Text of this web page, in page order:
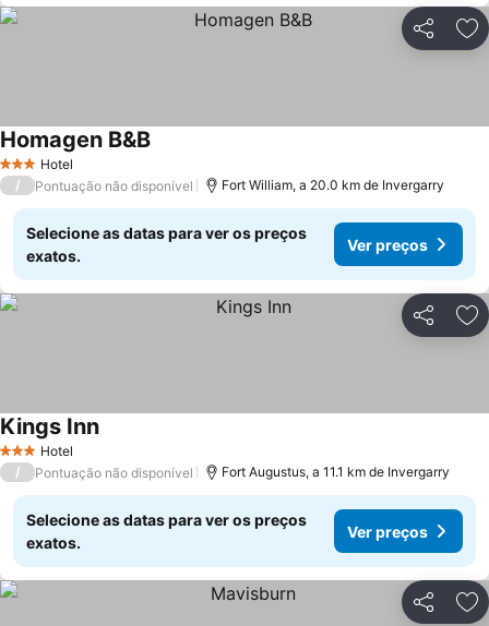
Partilhar
3 EstrelasHotel
Homagen B&BVer preços
/ Pontuação não disponível Fort William, a 20.0 km de Invergarry
Selecione as datas para ver os preços
exatos.
Ver preços
Partilhar
3 EstrelasHotel
Kings InnVer preços
/ Pontuação não disponível Fort Augustus, a 11.1 km de Invergarry
Selecione as datas para ver os preços
exatos.
Ver preços
Partilhar